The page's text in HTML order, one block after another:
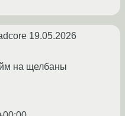
19.05.2026
на щелбаны